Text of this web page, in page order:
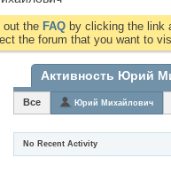
out the FAQ by clicking the link
the forum that you want to
Активность Юрий
Все Юрий Михайлович
No Recent Activity